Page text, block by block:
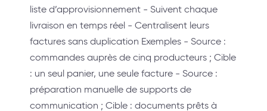
liste d’approvisionnement - Suivent chaque
livraison en temps réel - Centralisent leurs
factures sans duplication Exemples - Source :
commandes auprès de cinq producteurs ; Cible
: un seul panier, une seule facture - Source :
préparation manuelle de supports de
communication ; Cible : documents prêts à